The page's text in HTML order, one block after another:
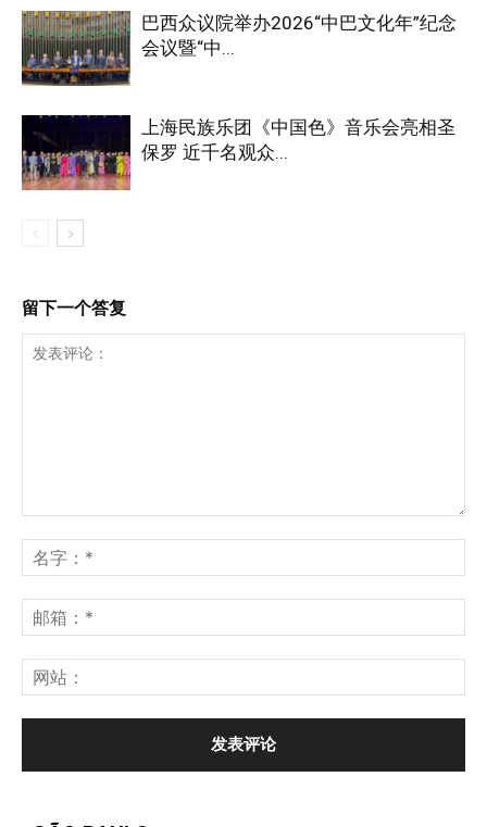
巴西众议院举办2026“中巴文化年”纪念
会议暨“中...
上海民族乐团《中国色》音乐会亮相圣
保罗 近千名观众...
留下一个答复